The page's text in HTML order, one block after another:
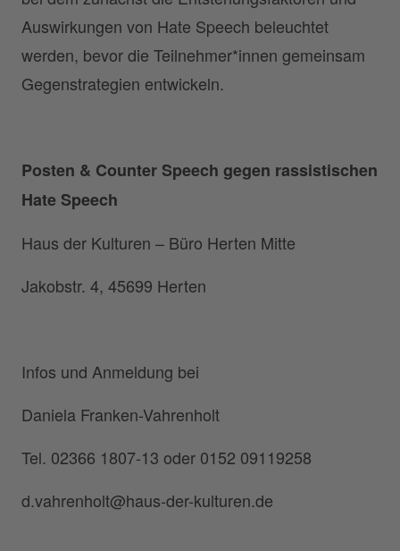
Auswirkungen von Hate Speech beleuchtet
werden, bevor die Teilnehmer*innen gemeinsam
Gegenstrategien entwickeln.
Posten & Counter Speech gegen rassistischen
Hate Speech
Haus der Kulturen – Büro Herten Mitte
Jakobstr. 4, 45699 Herten
Infos und Anmeldung bei
Daniela Franken-Vahrenholt
Tel. 02366 1807-13 oder 0152 09119258
d.vahrenholt@haus-der-kulturen.de